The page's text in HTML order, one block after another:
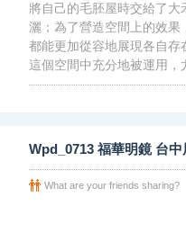
將自己的毛胚屋時交給了
灑；為了營造空間上的效
都能更加從容地展現各自
這個空間中充分地被運用，
Wpd_0713 福華明鏡 台中
What are your friends sharing?